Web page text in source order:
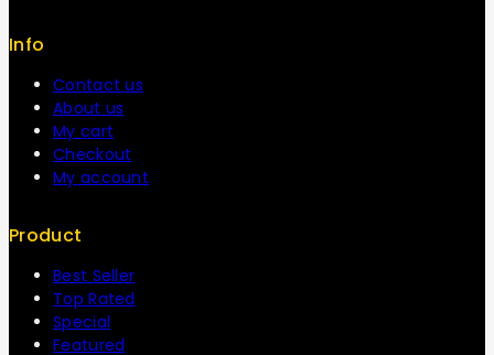
Info
Contact us
About us
My cart
Checkout
My account
Product
Best Seller
Top Rated
Special
Featured